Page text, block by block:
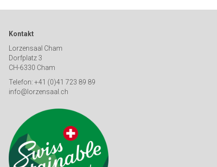
Kontakt
Lorzensaal Cham
Dorfplatz 3
CH-6330 Cham
Telefon: +41 (0)41 723 89 89
info@lorzensaal.ch